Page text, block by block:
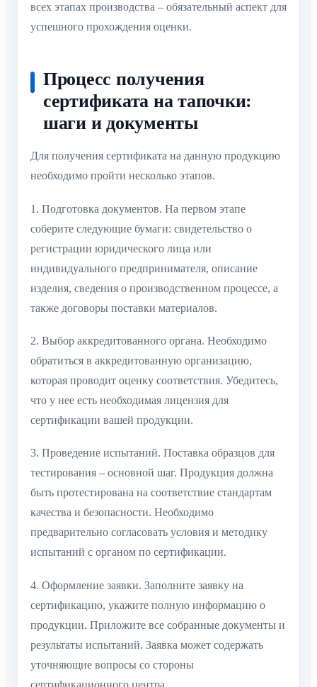
всех этапах производства – обязательный аспект для
успешного прохождения оценки.
Процесс получения
сертификата на тапочки:
шаги и документы
Для получения сертификата на данную продукцию
необходимо пройти несколько этапов.
1. Подготовка документов. На первом этапе
соберите следующие бумаги: свидетельство о
регистрации юридического лица или
индивидуального предпринимателя, описание
изделия, сведения о производственном процессе, а
также договоры поставки материалов.
2. Выбор аккредитованного органа. Необходимо
обратиться в аккредитованную организацию,
которая проводит оценку соответствия. Убедитесь,
что у нее есть необходимая лицензия для
сертификации вашей продукции.
3. Проведение испытаний. Поставка образцов для
тестирования – основной шаг. Продукция должна
быть протестирована на соответствие стандартам
качества и безопасности. Необходимо
предварительно согласовать условия и методику
испытаний с органом по сертификации.
4. Оформление заявки. Заполните заявку на
сертификацию, укажите полную информацию о
продукции. Приложите все собранные документы и
результаты испытаний. Заявка может содержать
уточняющие вопросы со стороны
сертификационного центра.